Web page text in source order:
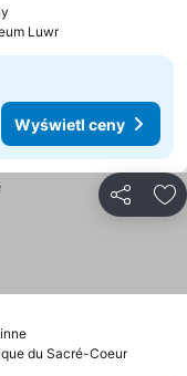
Luwr
Wyświetl ceny
du Sacré-Coeur